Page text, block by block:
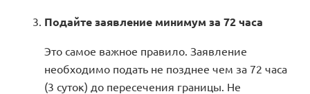
Подайте заявление минимум за 72 часа
Это самое важное правило. Заявление
необходимо подать не позднее чем за 72 часа
(3 суток) до пересечения границы. Не